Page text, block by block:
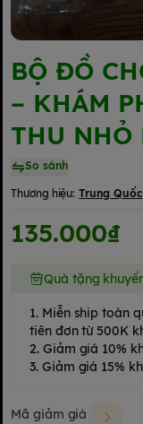
BỘ ĐỒ
– KHÁM
THU NHỎ
So sánh
Thương hiệu: Trung Quốc
135.000₫
Quà tặng
1. Miễn ship toàn
tiên đơn từ 500K
2. Giảm giá 10%
3. Giảm giá 15%
Mã giảm giá